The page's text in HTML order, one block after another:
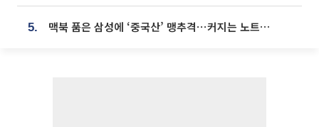
5. 맥북 품은 삼성에 ‘중국산’ 맹추격⋯커지는 노트북 OLED 시장